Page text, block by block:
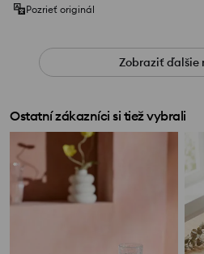
Pozrieť originál
Zobraziť ďalšie
Ostatní zákazníci si tiež vybrali